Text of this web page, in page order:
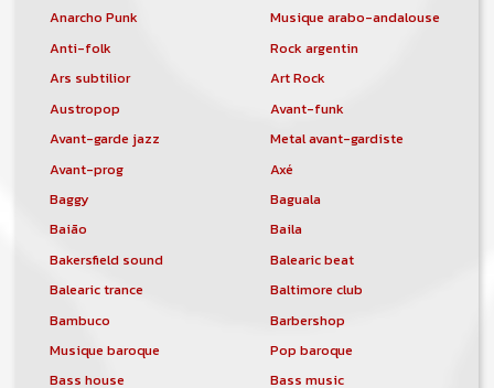
Anarcho Punk
Musique arabo-andalouse
Anti-folk
Rock argentin
Ars subtilior
Art Rock
Austropop
Avant-funk
Avant-garde jazz
Metal avant-gardiste
Avant-prog
Axé
Baggy
Baguala
Baião
Baila
Bakersfield sound
Balearic beat
Balearic trance
Baltimore club
Bambuco
Barbershop
Musique baroque
Pop baroque
Bass house
Bass music